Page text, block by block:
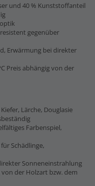
und 40 % Kunststoffanteil
gegenüber
Erwärmung bei direkter
Preis abhängig von der
Lärche, Douglasie
Farbenspiel,
Schädlinge,
Sonneneinstrahlung
der Holzart bzw. dem